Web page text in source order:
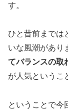
す。
ひと昔前までは
いな風潮があり
てバランスの取
が人気というこ
ということで今